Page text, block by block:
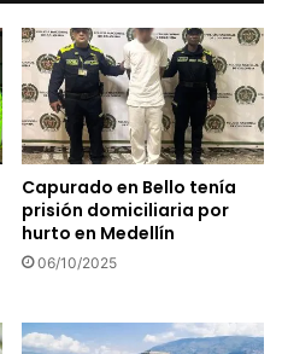
Capurado en Bello tenía
prisión domiciliaria por
hurto en Medellín
06/10/2025